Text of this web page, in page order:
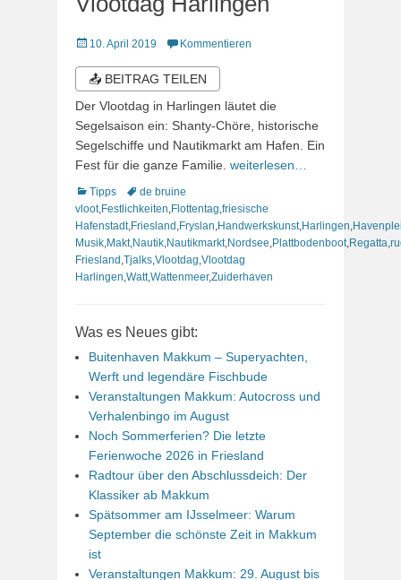
Veröffentlicht
10. April 2019 Kommentieren
📤 BEITRAG TEILEN
Der Vlootdag in Harlingen läutet die
Segelsaison ein: Shanty-Chöre, historische
Segelschiffe und Nautikmarkt am Hafen. Ein
Fest für die ganze Familie. weiterlesen…
Kategorien
Tipps Schlagworte
de bruine
vloot, Festlichkeiten Flottentag friesische
Hafenstadt, Friesland Fryslan Handwerkskunst, Harlingen
Musik Makt, Nautik Nautikmarkt, Nordsee Plattbodenboot Regatta
Friesland Tjalks Vlootdag Vlootdag
Harlingen Watt,Wattenmeer,Zuiderhaven
Was es Neues gibt:
Buitenhaven Makkum – Superyachten,
Werft und legendäre Fischbude
Veranstaltungen Makkum: Autocross und
Verhalenbingo im August
Noch Sommerferien? Die letzte
Ferienwoche 2026 in Friesland
Radtour über den Abschlussdeich: Der
Klassiker ab Makkum
Spätsommer am IJsselmeer: Warum
September die schönste Zeit in Makkum
ist
Veranstaltungen Makkum: 29. August bis